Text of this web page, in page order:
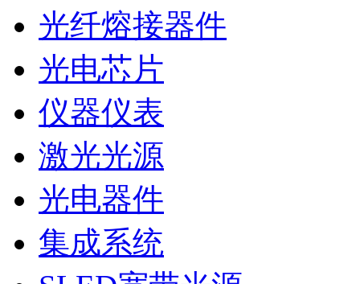
光纤熔接器件
光电芯片
仪器仪表
激光光源
光电器件
集成系统